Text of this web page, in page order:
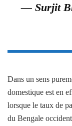
— Surjit
Dans un sens
domestique est en
lorsque le taux de
du Bengale